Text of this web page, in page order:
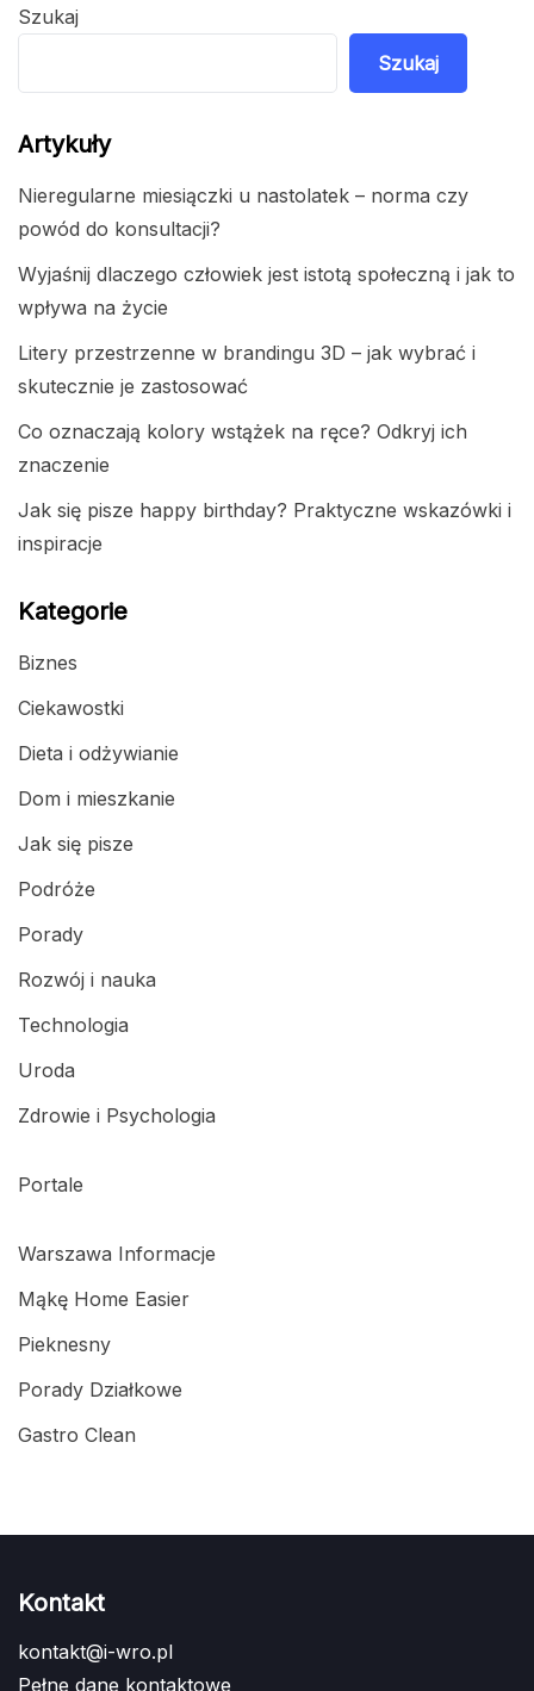
Szukaj
Szukaj
Artykuły
Nieregularne miesiączki u nastolatek – norma czy
powód do konsultacji?
Wyjaśnij dlaczego człowiek jest istotą społeczną i jak to
wpływa na życie
Litery przestrzenne w brandingu 3D – jak wybrać i
skutecznie je zastosować
Co oznaczają kolory wstążek na ręce? Odkryj ich
znaczenie
Jak się pisze happy birthday? Praktyczne wskazówki i
inspiracje
Kategorie
Biznes
Ciekawostki
Dieta i odżywianie
Dom i mieszkanie
Jak się pisze
Podróże
Porady
Rozwój i nauka
Technologia
Uroda
Zdrowie i Psychologia
Portale
Warszawa Informacje
Mąkę Home Easier
Pieknesny
Porady Działkowe
Gastro Clean
Kontakt
kontakt@i-wro.pl
Pełne dane kontaktowe